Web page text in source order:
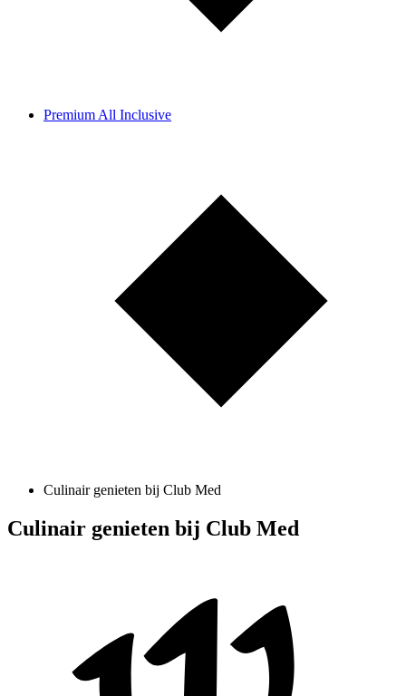
Premium All Inclusive
Culinair genieten bij Club Med
Culinair genieten bij Club Med